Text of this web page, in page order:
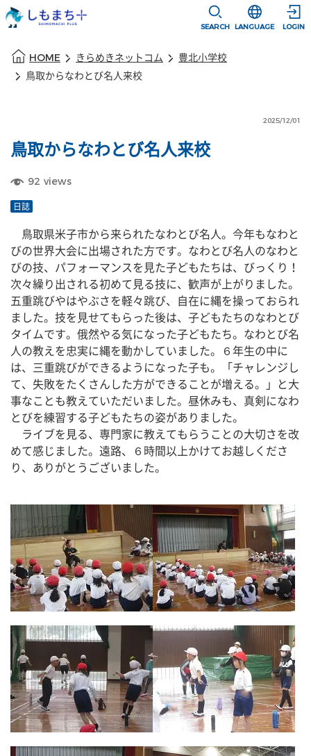
SEARCH
選択すると言
LANGUAGE LOGIN
HOME きらめきネットコム
豊北小学校
鳥取からなわとび名人来校
2025/12/01
鳥取からなわとび名人来校
92 views
日誌
鳥取県米子市から来られたなわとび名人。今年もなわと
びの世界大会に出場された方です。なわとび名人のなわと
びの技、パフォーマンスを見た子どもたちは、びっくり！
次々繰り出される初めて見る技に、歓声が上がりました。
五重跳びやはやぶさを軽々跳び、自在に縄を操っておられ
ました。技を見せてもらった後は、子どもたちのなわとび
タイムです。俄然やる気になった子どもたち。なわとび名
人の教えを忠実に縄を動かしていました。６年生の中に
は、三重跳びができるようになった子も。「チャレンジし
て、失敗をたくさんした方ができることが増える。」と大
事なことも教えていただいました。昼休みも、真剣になわ
とびを練習する子どもたちの姿がありました。
ライブを見る、専門家に教えてもらうことの大切さを改
めて感じました。遠路、６時間以上かけてお越しくださ
り、ありがとうございました。